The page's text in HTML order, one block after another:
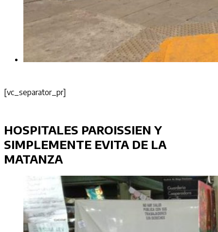
[vc_separator_pr]
HOSPITALES PAROISSIEN Y
SIMPLEMENTE EVITA DE LA
MATANZA